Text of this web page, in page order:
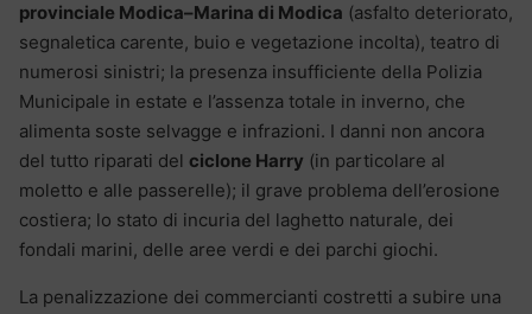
provinciale Modica–Marina di Modica (asfalto deteriorato,
segnaletica carente, buio e vegetazione incolta), teatro di
numerosi sinistri; la presenza insufficiente della Polizia
Municipale in estate e l’assenza totale in inverno, che
alimenta soste selvagge e infrazioni. I danni non ancora
del tutto riparati del ciclone Harry (in particolare al
moletto e alle passerelle); il grave problema dell’erosione
costiera; lo stato di incuria del laghetto naturale, dei
fondali marini, delle aree verdi e dei parchi giochi.
La penalizzazione dei commercianti costretti a subire una